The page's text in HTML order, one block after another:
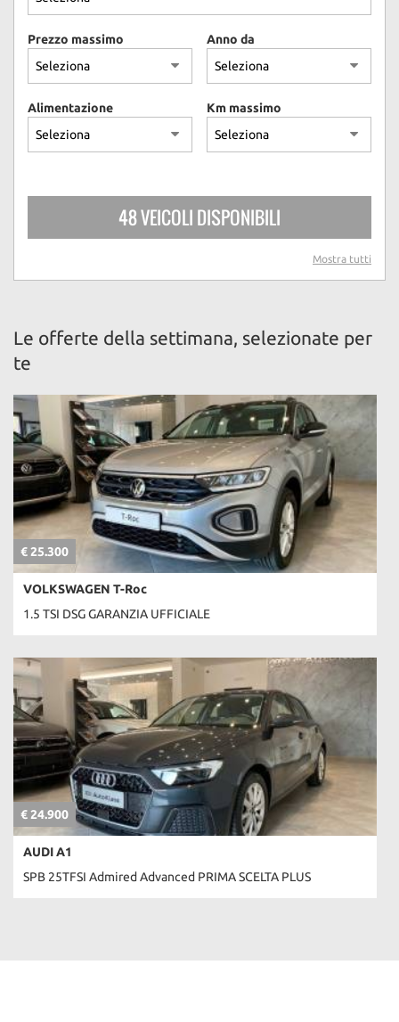
Prezzo massimo Anno da
Alimentazione Km massimo
48 VEICOLI DISPONIBILI
Mostra tutti
Le offerte della settimana, selezionate per
te
€ 25.300
VOLKSWAGEN T-Roc
1.5 TSI DSG GARANZIA UFFICIALE
€ 24.900
AUDI A1
SPB 25TFSI Admired Advanced PRIMA SCELTA PLUS